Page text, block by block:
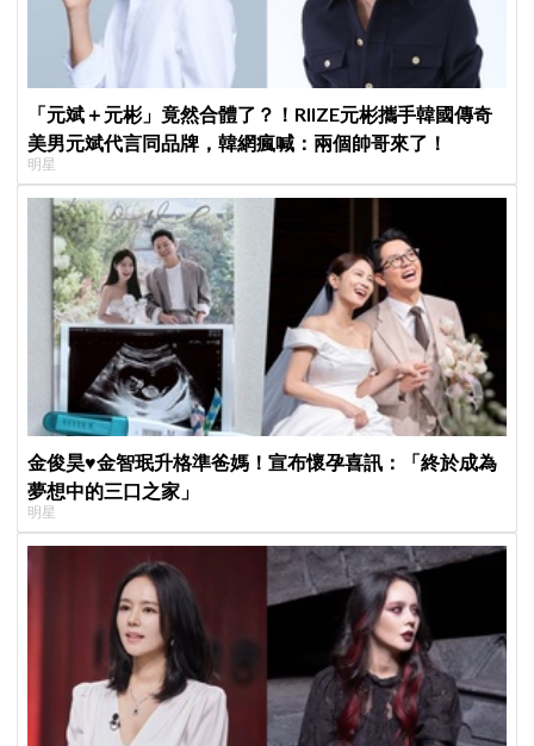
「元斌＋元彬」竟然合體了？！RIIZE元彬攜手韓國傳奇
美男元斌代言同品牌，韓網瘋喊：兩個帥哥來了！
明星
金俊昊♥金智珉升格準爸媽！宣布懷孕喜訊：「終於成為
夢想中的三口之家」
明星